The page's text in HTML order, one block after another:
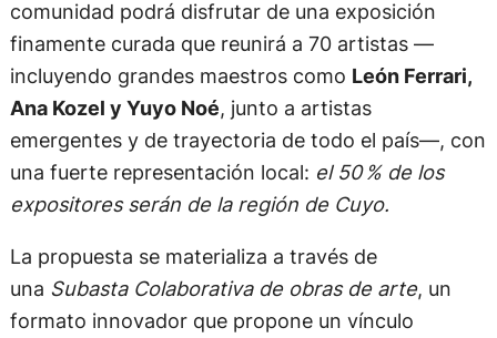
streaming, representan una acción concreta hacia
la descentralización del circuito artístico,
generando eventos de altísima calidad en
territorios históricamente postergados.
Su primera edición tendrá lugar en laprovincia de
Mendoza, del 4 al 13 de septiembrede 2025, con
comunidad podrá disfrutar de una exposición
finamente curada que reunirá a 70 artistas —
incluyendo grandes maestros comoLeón Ferrari,